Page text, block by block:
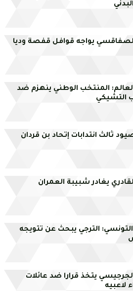
الصفاقسي يواجه قوافل قفصة وديا
المنتخب الوطني ينهزم ضد
التشيكي
ثالث انتدابات إتحاد بن قردان
يغادر شبيبة العمران
الترجي يبحث عن تتويجه
يتخذ قرارا ضد عائلات
لاعبيه